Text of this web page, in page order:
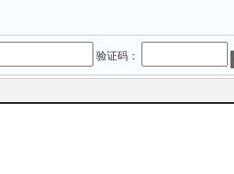
验证码：